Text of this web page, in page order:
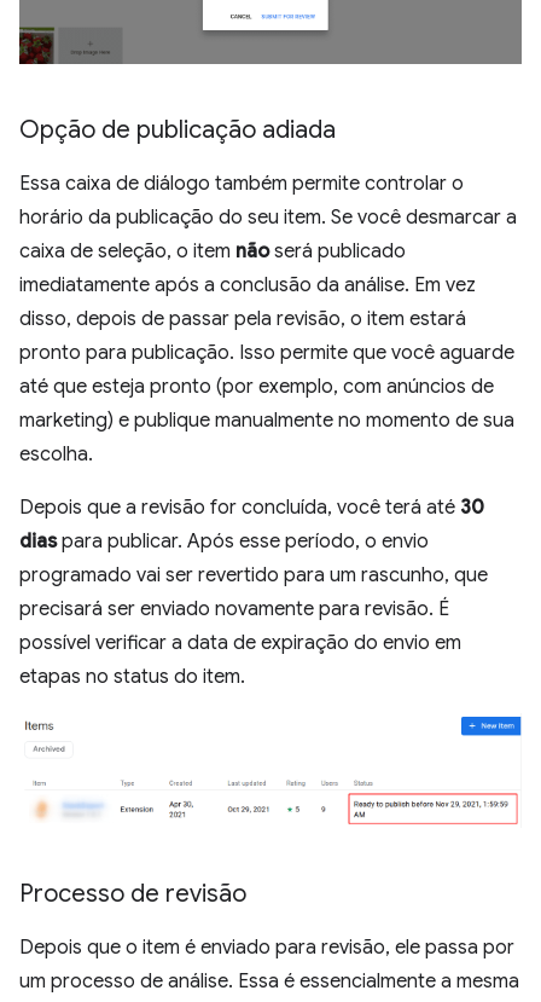
Opção de publicação adiada
Essa caixa de diálogo também permite controlar o
horário da publicação do seu item. Se você desmarcar a
caixa de seleção, o item nãoserá publicado
imediatamente após a conclusão da análise. Em vez
disso, depois de passar pela revisão, o item estará
pronto para publicação. Isso permite que você aguarde
até que esteja pronto (por exemplo, com anúncios de
marketing) e publique manualmente no momento de sua
escolha.
Depois que a revisão for concluída, você terá até 30
diaspara publicar. Após esse período, o envio
programado vai ser revertido para um rascunho, que
precisará ser enviado novamente para revisão. É
possível verificar a data de expiração do envio em
etapas no status do item.
Processo de revisão
Depois que o item é enviado para revisão, ele passa por
um processo de análise. Essa é essencialmente a mesma